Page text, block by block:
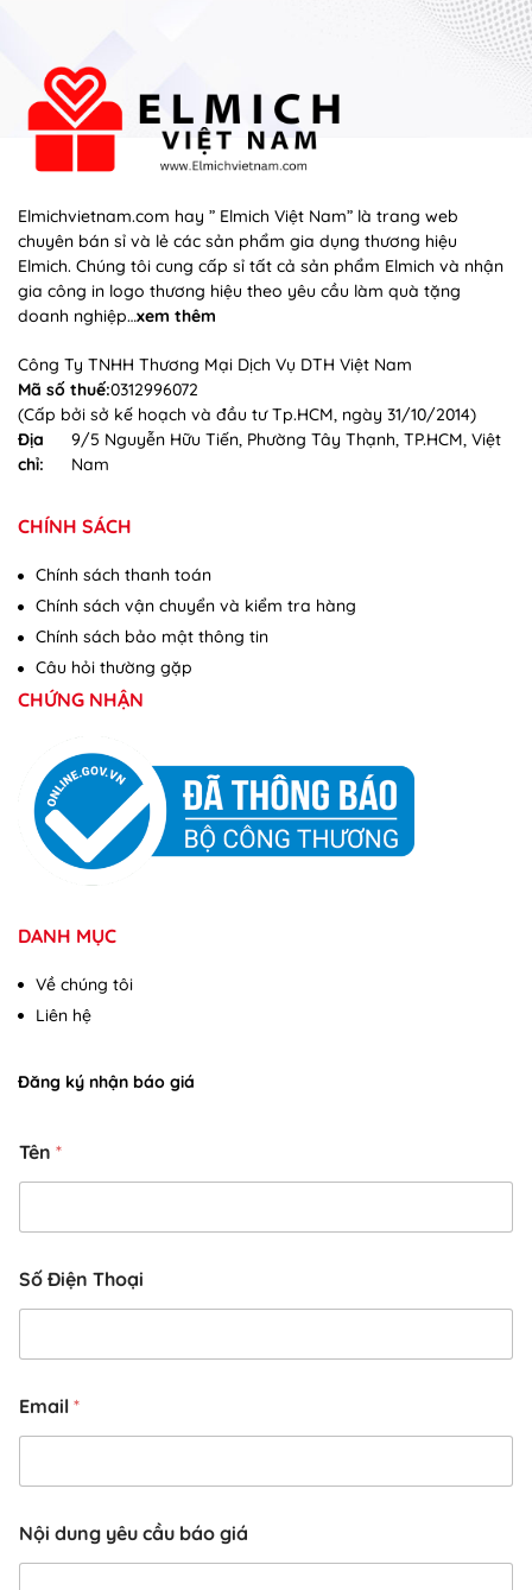
Elmichvietnam.com hay ” Elmich Việt Nam” là trang web
chuyên bán sỉ và lẻ các sản phẩm gia dụng thương hiệu
Elmich. Chúng tôi cung cấp sỉ tất cả sản phẩm Elmich và nhận
gia công in logo thương hiệu theo yêu cầu làm quà tặng
doanh nghiệp…xem thêm
Công Ty TNHH Thương Mại Dịch Vụ DTH Việt Nam
Mã số thuế:0312996072
(Cấp bởi sở kế hoạch và đầu tư Tp.HCM, ngày 31/10/2014)
Địa
chỉ:
9/5 Nguyễn Hữu Tiến, Phường Tây Thạnh, TP.HCM, Việt
Nam
CHÍNH SÁCH
Chính sách thanh toán
Chính sách vận chuyển và kiểm tra hàng
Chính sách bảo mật thông tin
Câu hỏi thường gặp
CHỨNG NHẬN
DANH MỤC
Về chúng tôi
Liên hệ
Đăng ký nhận báo giá
Tên *
Số Điện Thoại
Email *
*
Đ
Nội dung yêu cầu báo giá